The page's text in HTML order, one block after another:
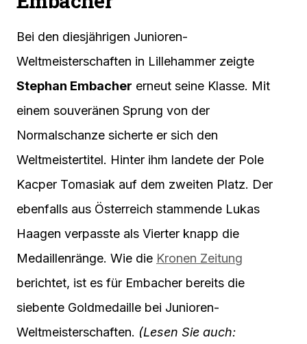
Bei den diesjährigen Junioren-
Weltmeisterschaften in Lillehammer zeigte
Stephan Embacher erneut seine Klasse. Mit
einem souveränen Sprung von der
Normalschanze sicherte er sich den
Weltmeistertitel. Hinter ihm landete der Pole
Kacper Tomasiak auf dem zweiten Platz. Der
ebenfalls aus Österreich stammende Lukas
Haagen verpasste als Vierter knapp die
Medaillenränge. Wie die Kronen Zeitung
berichtet, ist es für Embacher bereits die
siebente Goldmedaille bei Junioren-
Weltmeisterschaften. (Lesen Sie auch: